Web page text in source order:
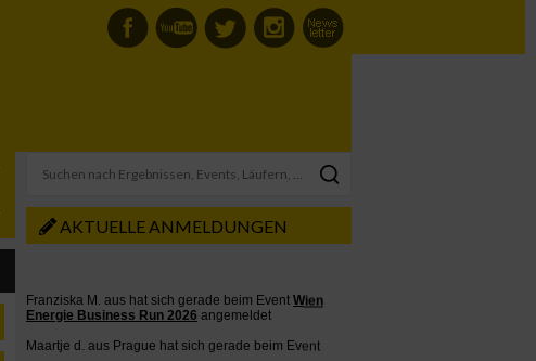
AKTUELLE ANMELDUNGEN